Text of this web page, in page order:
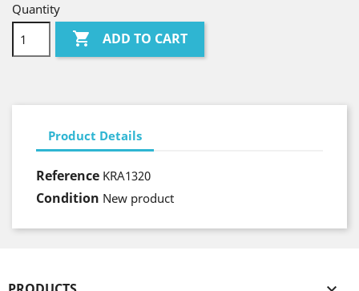
Quantity
 ADD TO CART
Product Details
Reference KRA1320
Condition New product